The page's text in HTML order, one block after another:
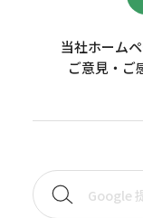
当社ホーム
ご意見・ご